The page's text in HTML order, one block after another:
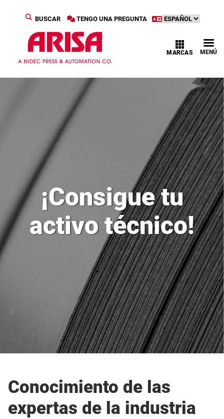
TENGO UNA PREGUNTA
BUSCAR
MENÚ
MARCAS
¡Consigue tu
activo técnico!
Conocimiento de las
expertas de la industria